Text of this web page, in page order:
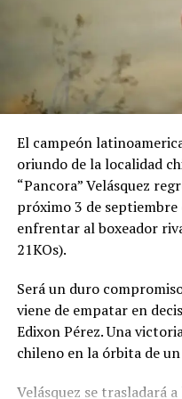
El campeón
oriundo de la localidad
“Pancora” Velásquez
próximo 3 de septiembre
enfrentar al boxeador
21KOs).
Será un duro
viene de empatar en
Edixon Pérez. Una
chileno en la órbita de
Velásquez se trasladará